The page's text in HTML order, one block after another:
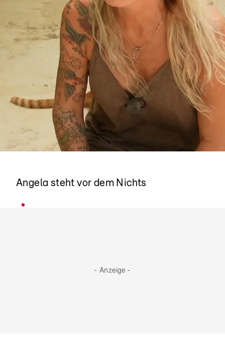
Angela steht vor dem Nichts
- Anzeige -